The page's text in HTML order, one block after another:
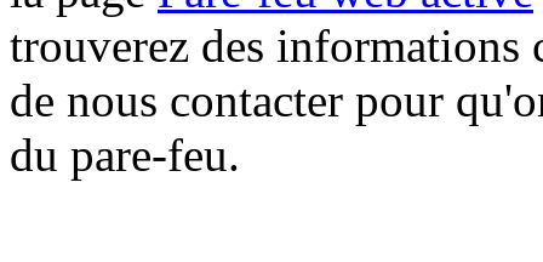
trouverez des informations
de nous contacter pour
du pare-feu.